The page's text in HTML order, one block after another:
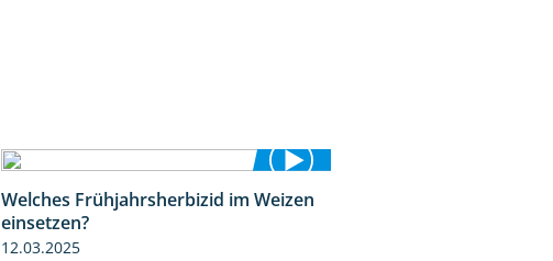
1:41
Welches Frühjahrsherbizid im Weizen
einsetzen?
12.03.2025